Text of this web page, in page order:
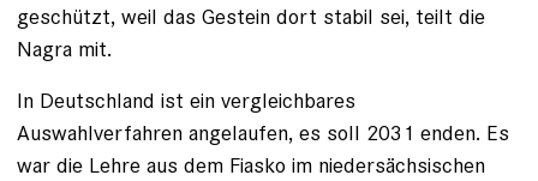
geschützt, weil das Gestein dort stabil sei, teilt die
Nagra mit.
In Deutschland ist ein vergleichbares
Auswahlverfahren angelaufen, es soll 2031 enden. Es
war die Lehre aus dem Fiasko im niedersächsischen